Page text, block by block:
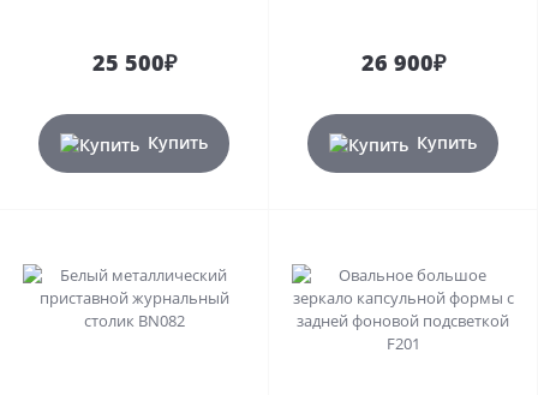
25 500₽
Купить
26 900₽
Купить